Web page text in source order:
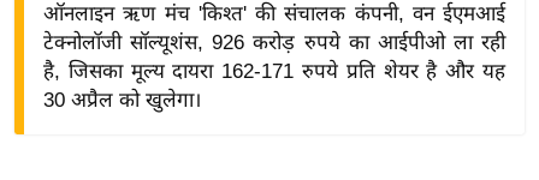
द्यो
ऑनलाइन ऋण मंच 'किश्त' की संचालक कंपनी, वन ईएमआई
टेक्नोलॉजी सॉल्यूशंस, 926 करोड़ रुपये का आईपीओ ला रही
है, जिसका मूल्य दायरा 162-171 रुपये प्रति शेयर है और यह
30 अप्रैल को खुलेगा।